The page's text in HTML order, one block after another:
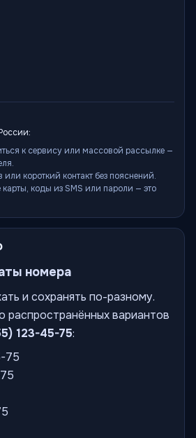
к сервису или массовой рассылке —
короткий контакт без пояснений.
коды из SMS или пароли — это
номера
и сохранять по-разному.
распространённых вариантов
123-45-75:
75